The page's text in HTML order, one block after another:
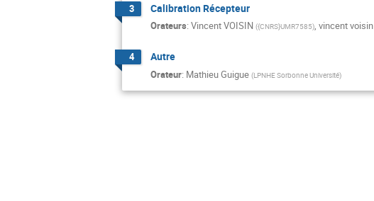
3 Calibration Récepteur
Orateurs: Vincent VOISIN ({CNRS}UMR7585), vincent voisin
4 Autre
Orateur: Mathieu Guigue (LPNHE Sorbonne Université)